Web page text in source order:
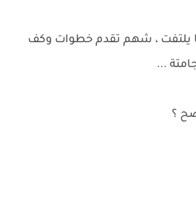
يلتفت ، شهم تقدم خطوات وكف
...
؟